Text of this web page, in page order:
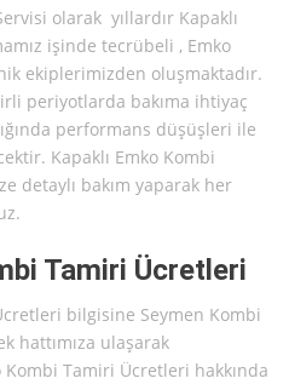
olarak yıllardır Kapaklı
işinde tecrübeli , Emko
ekiplerimizden oluşmaktadır.
periyotlarda bakıma ihtiyaç
performans düşüşleri ile
Kapaklı Emko Kombi
detaylı bakım yaparak her
Tamiri Ücretleri
bilgisine Seymen Kombi
hattımıza ulaşarak
Tamiri Ücretleri hakkında